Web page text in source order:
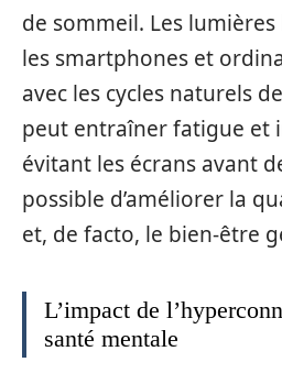
de sommeil. Les
les smartphones et
avec les cycles naturels
peut entraîner fatigue et
évitant les écrans avant
possible d’améliorer la
et, de facto, le bien-être
L’impact de
santé mentale